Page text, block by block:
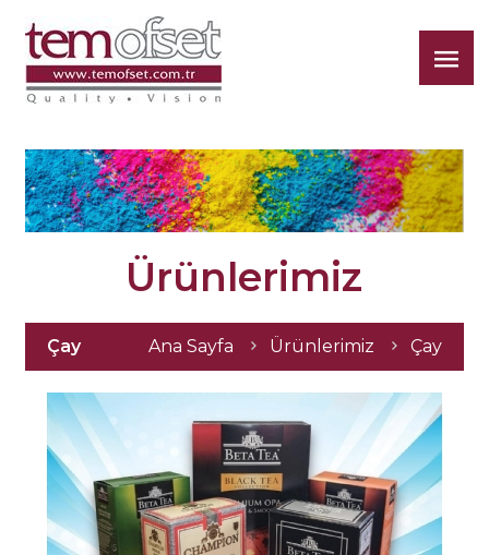
Tem
Ofset
Ürünlerimiz
Çay Ana Sayfa Ürünlerimiz Çay